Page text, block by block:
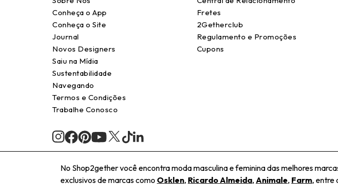
Conheça o App
Conheça o Site
Journal
Novos Designers
Saiu na Mídia
Sustentabilidade
Navegando
Termos e Condições
Trabalhe Conosco
Fretes
2Getherclub
Regulamento e Promoções
Cupons
No Shop2gether você encontra moda masculina e feminina das melhores
exclusivos de marcas como Osklen, Ricardo Almeida, Animale, Farm, entre